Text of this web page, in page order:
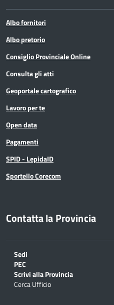
Albo fornitori
Albo pretorio
Consiglio Provinciale Online
Consulta gli atti
Geoportale cartografico
Lavoro per te
Open data
Pagamenti
SPID - LepidaID
Sportello Corecom
Contatta la Provincia
Sedi
PEC
Scrivi alla Provincia
Cerca Ufficio